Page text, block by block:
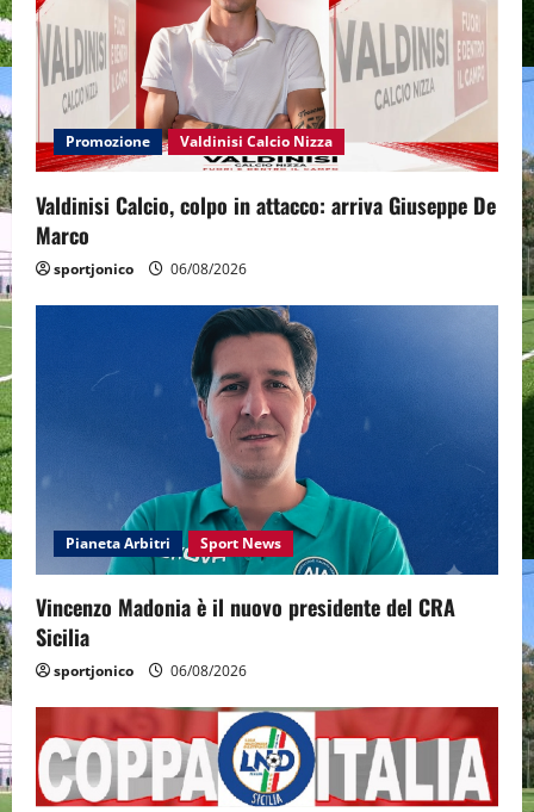
Promozione Valdinisi Calcio Nizza
Valdinisi Calcio, colpo in attacco: arriva Giuseppe De
Marco
sportjonico 06/08/2026
Pianeta Arbitri Sport News
Vincenzo Madonia è il nuovo presidente del CRA
Sicilia
sportjonico 06/08/2026